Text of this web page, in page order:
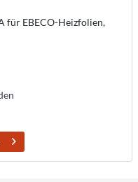
für EBECO-Heizfolien,